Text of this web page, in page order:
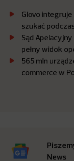
Glovo integruje
szukać
Sąd
pełny widok
565 mln
commerce w
News